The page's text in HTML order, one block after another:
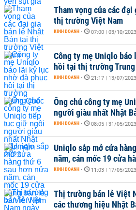
Tham vọng của các
thị trường Việt Nam
KINH DOANH - 07:00 | 03/10/2023
Công ty mẹ Uniqlo
hồi tại thị trường Trung
KINH DOANH - 21:17 | 13/07/2023
Ông chủ công ty mẹ
người giàu nhất Nhật
KINH DOANH - 08:05 | 31/05/2023
Uniqlo sắp mở cửa
năm, cán mốc 19 cửa
KINH DOANH - 11:03 | 17/05/2023
Thị trường bán lẻ Việt
các thương hiệu Nhật